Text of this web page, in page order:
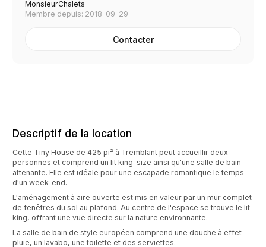
MonsieurChalets
Membre depuis: 2018-09-29
Contacter
Descriptif de la location
Cette Tiny House de 425 pi² à Tremblant peut accueillir deux
personnes et comprend un lit king-size ainsi qu'une salle de bain
attenante. Elle est idéale pour une escapade romantique le temps
d'un week-end.
L'aménagement à aire ouverte est mis en valeur par un mur complet
de fenêtres du sol au plafond. Au centre de l'espace se trouve le lit
king, offrant une vue directe sur la nature environnante.
La salle de bain de style européen comprend une douche à effet
pluie, un lavabo, une toilette et des serviettes.